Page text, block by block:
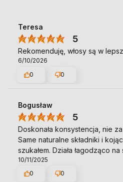
Teresa
5
Rekomenduję, włosy są w
6/10/2026
0
0
Bogusław
5
Doskonała konsystencja, nie
Same naturalne składniki i
szukałem. Działa łagodząco na
10/11/2025
0
0